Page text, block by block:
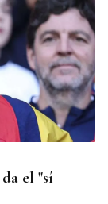
el "sí